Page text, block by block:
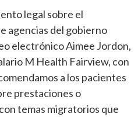
legal sobre el
agencias del gobierno
electrónico Aimee Jordon,
M Health Fairview, con
a los pacientes
prestaciones o
temas migratorios que